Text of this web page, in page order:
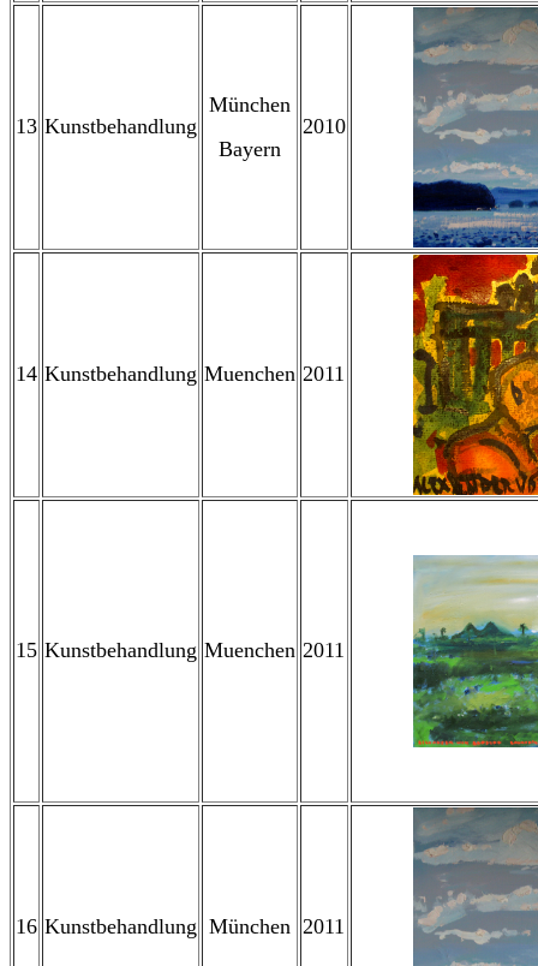
13 Kunstbehandlung
München
Bayern
2010
14 Kunstbehandlung Muenchen 2011
15 Kunstbehandlung Muenchen 2011
16 Kunstbehandlung München 2011